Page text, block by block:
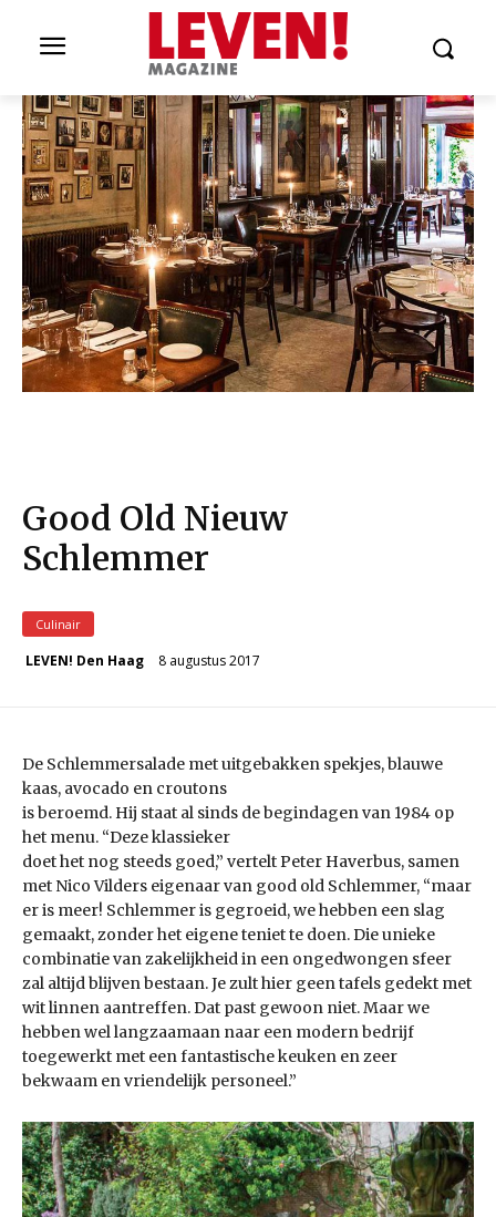
Good Old Nieuw
Schlemmer
Culinair
LEVEN! Den Haag 8 augustus 2017
De Schlemmersalade met uitgebakken spekjes, blauwe
kaas, avocado en croutons
is beroemd. Hij staat al sinds de begindagen van 1984 op
het menu. “Deze klassieker
doet het nog steeds goed,” vertelt Peter Haverbus, samen
met Nico Vilders eigenaar van good old Schlemmer, “maar
er is meer! Schlemmer is gegroeid, we hebben een slag
gemaakt, zonder het eigene teniet te doen. Die unieke
combinatie van zakelijkheid in een ongedwongen sfeer
zal altijd blijven bestaan. Je zult hier geen tafels gedekt met
wit linnen aantreffen. Dat past gewoon niet. Maar we
hebben wel langzaamaan naar een modern bedrijf
toegewerkt met een fantastische keuken en zeer
bekwaam en vriendelijk personeel.”